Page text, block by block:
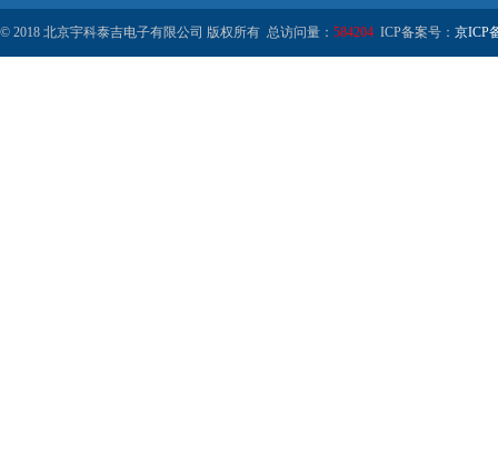
© 2018 北京宇科泰吉电子有限公司 版权所有 总访问量： 584204 ICP备案号： 京ICP